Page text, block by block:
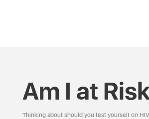
Am I at
Thinking about should you test yourself on